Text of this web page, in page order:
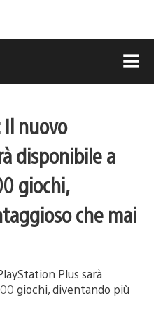
Il nuovo
disponibile a
giochi,
che mai